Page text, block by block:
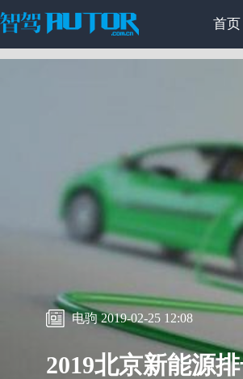
首页
电驹 2019-02-25 12:08
2019北京新能源